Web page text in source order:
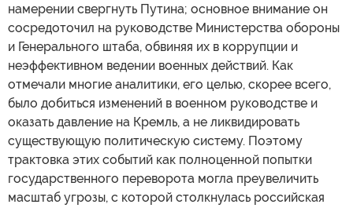
намерении свергнуть Путина; основное внимание он
сосредоточил на руководстве Министерства обороны
и Генерального штаба, обвиняя их в коррупции и
неэффективном ведении военных действий. Как
отмечали многие аналитики, его целью, скорее всего,
было добиться изменений в военном руководстве и
оказать давление на Кремль, а не ликвидировать
существующую политическую систему. Поэтому
трактовка этих событий как полноценной попытки
государственного переворота могла преувеличить
масштаб угрозы, с которой столкнулась российская